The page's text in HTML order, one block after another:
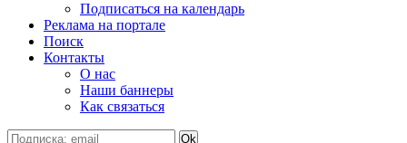
Подписаться на календарь
Реклама на портале
Поиск
Контакты
О нас
Наши баннеры
Как связаться